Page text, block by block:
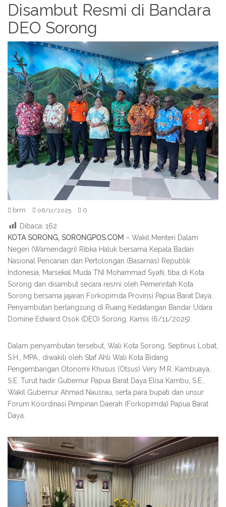
Disambut Resmi di Bandara
DEO Sorong
brm 06/11/2025 0
Dibaca: 162
KOTA SORONG, SORONGPOS.COM – Wakil Menteri Dalam
Negeri (Wamendagri) Ribka Haluk bersama Kepala Badan
Nasional Pencarian dan Pertolongan (Basarnas) Republik
Indonesia, Marsekal Muda TNI Mohammad Syafii, tiba di Kota
Sorong dan disambut secara resmi oleh Pemerintah Kota
Sorong bersama jajaran Forkopimda Provinsi Papua Barat Daya.
Penyambutan berlangsung di Ruang Kedatangan Bandar Udara
Domine Edward Osok (DEO) Sorong, Kamis (6/11/2025).
Dalam penyambutan tersebut, Wali Kota Sorong, Septinus Lobat,
S.H., MPA., diwakili oleh Staf Ahli Wali Kota Bidang
Pengembangan Otonomi Khusus (Otsus) Very M.R. Kambuaya,
S.E. Turut hadir Gubernur Papua Barat Daya Elisa Kambu, S.E.,
Wakil Gubernur Ahmad Nausrau, serta para bupati dan unsur
Forum Koordinasi Pimpinan Daerah (Forkopimda) Papua Barat
Daya.